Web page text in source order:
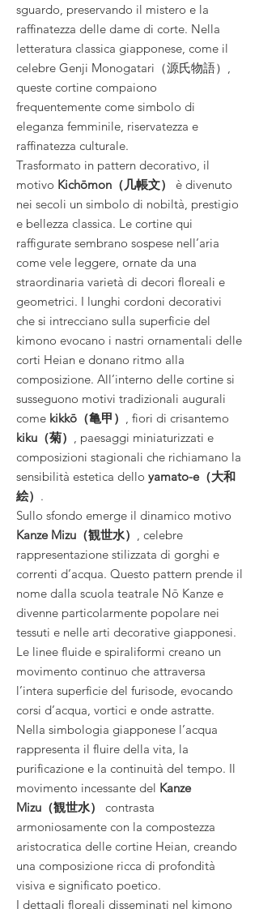
sguardo, preservando il mistero e la
raffinatezza delle dame di corte. Nella
letteratura classica giapponese, come il
celebre Genji Monogatari（源氏物語）,
queste cortine compaiono
frequentemente come simbolo di
eleganza femminile, riservatezza e
raffinatezza culturale.
Trasformato in pattern decorativo, il
motivo Kichōmon（几帳文）
è divenuto
nei secoli un simbolo di nobiltà, prestigio
e bellezza classica. Le cortine qui
raffigurate sembrano sospese nell’aria
come vele leggere, ornate da una
straordinaria varietà di decori floreali e
geometrici. I lunghi cordoni decorativi
che si intrecciano sulla superficie del
kimono evocano i nastri ornamentali delle
corti Heian e donano ritmo alla
composizione. All’interno delle cortine si
susseguono motivi tradizionali augurali
come kikkō（亀甲） , fiori di crisantemo
kiku（菊） , paesaggi miniaturizzati e
composizioni stagionali che richiamano la
sensibilità estetica dello yamato-e（大和
絵） .
Sullo sfondo emerge il dinamico motivo
Kanze Mizu（観世水） , celebre
rappresentazione stilizzata di gorghi e
correnti d’acqua. Questo pattern prende il
nome dalla scuola teatrale Nō Kanze e
divenne particolarmente popolare nei
tessuti e nelle arti decorative giapponesi.
Le linee fluide e spiraliformi creano un
movimento continuo che attraversa
l’intera superficie del furisode, evocando
corsi d’acqua, vortici e onde astratte.
Nella simbologia giapponese l’acqua
rappresenta il fluire della vita, la
purificazione e la continuità del tempo. Il
movimento incessante del Kanze
Mizu（観世水）
contrasta
armoniosamente con la compostezza
aristocratica delle cortine Heian, creando
una composizione ricca di profondità
visiva e significato poetico.
I dettagli floreali disseminati nel kimono